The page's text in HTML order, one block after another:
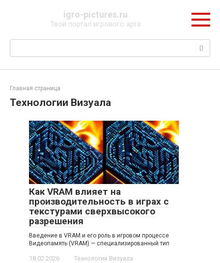
igro-pictures.ru
Твой портал игрового арта
Поиск:
Главная страница
Технологии Визуала
Как VRAM влияет на
производительность в играх с
текстурами сверхвысокого
разрешения
Введение в VRAM и его роль в игровом процессе
Видеопамять (VRAM) — специализированный тип
18.02.2026 Технологии Визуала